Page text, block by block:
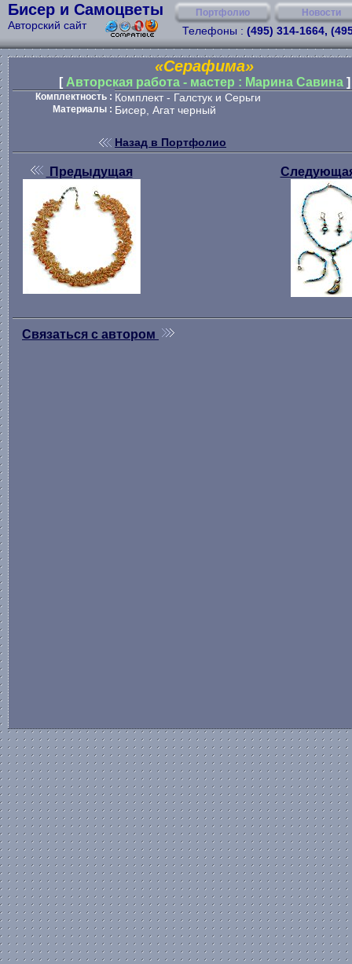
Бисер и Самоцветы
Авторский сайт
Портфолио Новости
Телефоны : (495) 314-1664,
«Серафима»
[Авторская работа - мастер : Марина Савина ]
Комплектность : Комплект - Галстук и Серьги
Материалы : Бисер, Агат черный
Назад в Портфолио
Предыдущая
Связаться с автором